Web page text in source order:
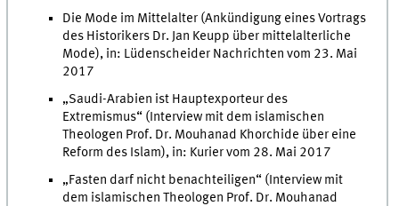
Die Mode im Mittelalter (Ankündigung eines Vortrags
des Historikers Dr. Jan Keupp über mittelalterliche
Mode), in: Lüdenscheider Nachrichten vom 23. Mai
2017
„Saudi-Arabien ist Hauptexporteur des
Extremismus“ (Interview mit dem islamischen
Theologen Prof. Dr. Mouhanad Khorchide über eine
Reform des Islam), in: Kurier vom 28. Mai 2017
„Fasten darf nicht benachteiligen“ (Interview mit
dem islamischen Theologen Prof. Dr. Mouhanad